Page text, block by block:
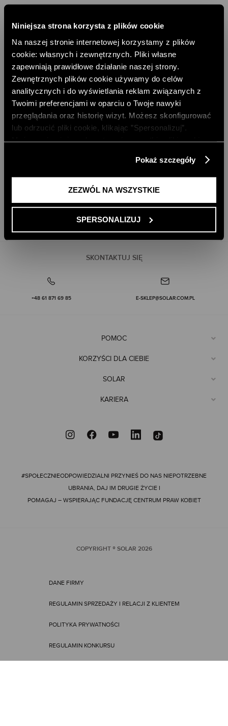
Niniejsza strona korzysta z plików cookie
Na naszej stronie internetowej korzystamy z plików
cookie: własnych i zewnętrznych. Pliki własne
zapewniają prawidłowe działanie naszej strony.
Zewnętrznych plików cookie używamy do celów
analitycznych i do wyświetlania reklam związanych z
Twoimi preferencjami w oparciu o Twoje nawyki
przeglądania oraz historię wizyt. Możesz skonfigurować
lub odrzucić pliki cookie, klikając ”Spersonalizuj”.
Polityce Prywatności
Pokaż szczegóły
ZEZWÓL NA WSZYSTKIE
SPERSONALIZUJ
DARMOWA DOSTAWA DO SKLEPU DARMOWA DOSTAWA OD 499 ZŁ
DARMOWE ZWROTY RATY PAYU 5 X 0%
PAYPO - KUP TERAZ, ZAPŁAĆ PÓŹNIEJ
SKONTAKTUJ SIĘ
+48 61 871 69 85 E-SKLEP@SOLAR.COM.PL
ODBIERZ 10% RABATU NA PIERWSZE ZAKUPY
POMOC
KORZYŚCI DLA CIEBIE
SOLAR
KARIERA
#SPOŁECZNIEODPOWIEDZIALNI PRZYNIEŚ DO NAS NIEPOTRZEBNE
UBRANIA, DAJ IM DRUGIE ŻYCIE I
POMAGAJ – WSPIERAJĄC FUNDACJĘ CENTRUM PRAW KOBIET
COPYRIGHT ® SOLAR 2026
DANE FIRMY
REGULAMIN SPRZEDAŻY I RELACJI Z KLIENTEM
POLITYKA PRYWATNOŚCI
REGULAMIN KONKURSU